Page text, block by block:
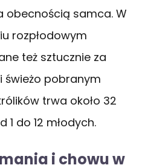
obecnością samca. W
rozpłodowym
też sztucznie za
pobranym
trwa około 32
do 12 młodych.
i chowu w